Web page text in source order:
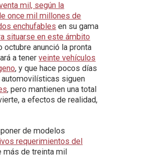
mil, según la
once mil millones de
enchufables en su gama
situarse en este ámbito
octubre anunció la pronta
a tenerveinte vehículos
, y que hace pocos días
automovilísticas siguen
, pero mantienen una total
a efectos de realidad,
de modelos
requerimientos del
más de treinta mil